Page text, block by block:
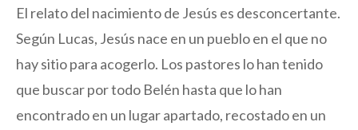
El relato del nacimiento de Jesús es desconcertante.
Según Lucas, Jesús nace en un pueblo en el que no
hay sitio para acogerlo. Los pastores lo han tenido
que buscar por todo Belén hasta que lo han
encontrado en un lugar apartado, recostado en un